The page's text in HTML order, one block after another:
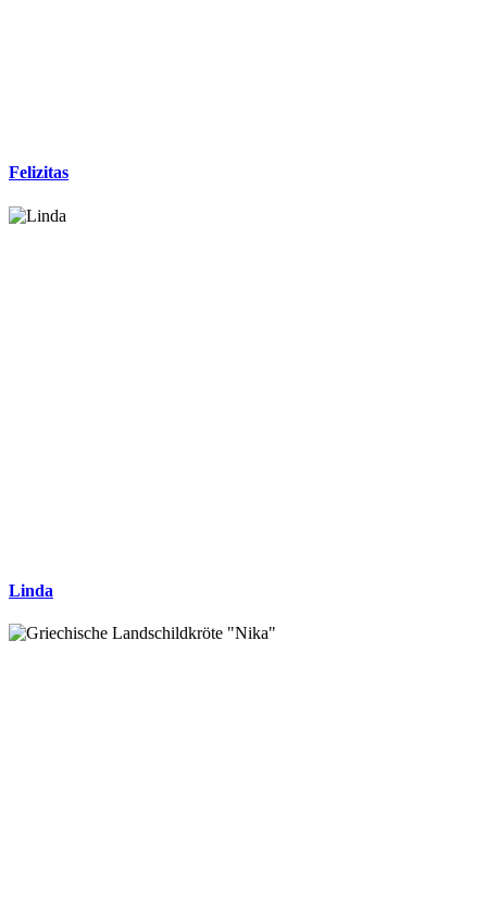
Felizitas
Linda